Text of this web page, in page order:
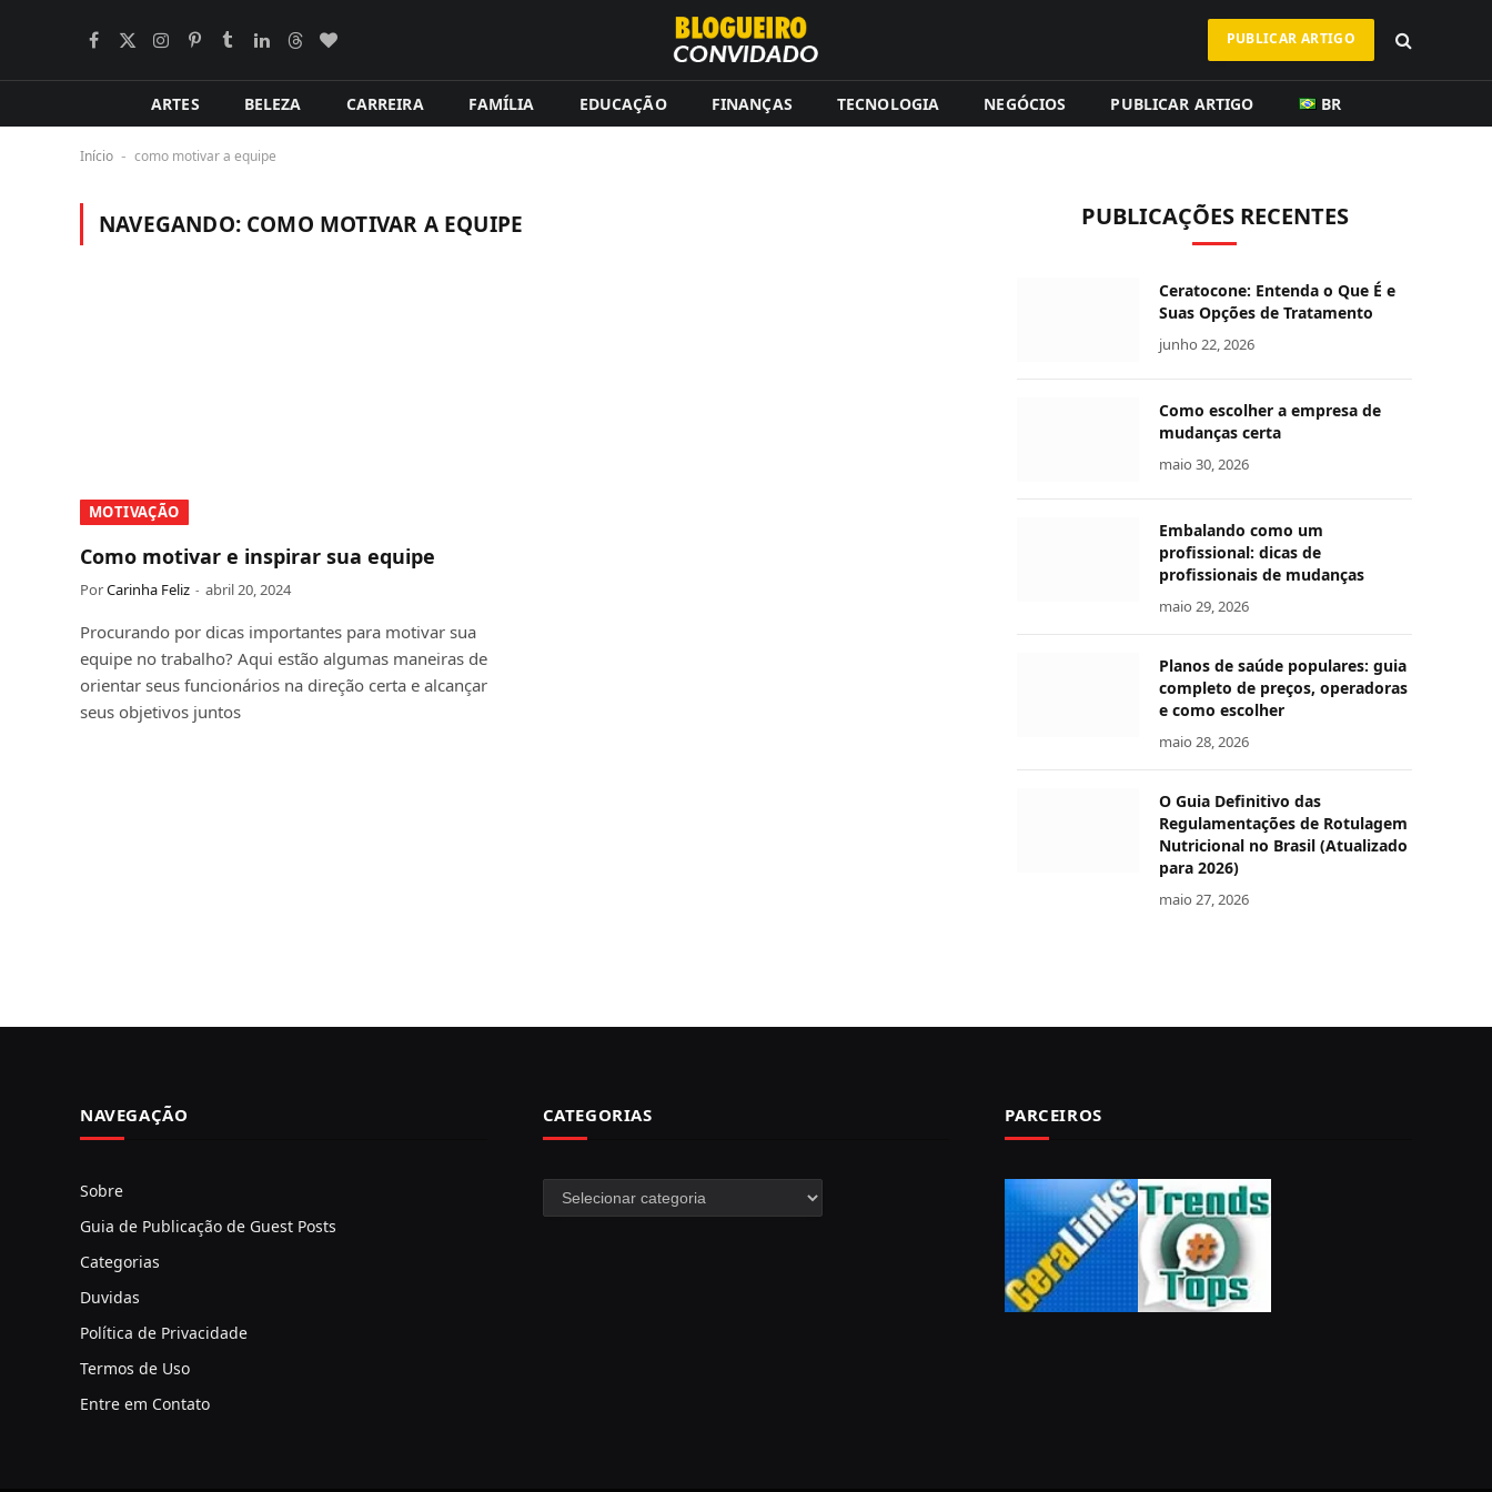
Facebook
X
Instagram
Pinterest
TumblrLinkedIn
TópicosBlogLovin
PUBLICAR ARTIGO
ARTES BELEZA CARREIRA FAMÍLIA EDUCAÇÃO FINANÇAS TECNOLOGIA NEGÓCIOS PUBLICAR ARTIGO BR
Início - como motivar a equipe
NAVEGANDO: COMO MOTIVAR A EQUIPE
MOTIVAÇÃO
Como motivar e inspirar sua equipe
PorCarinha Feliz abril 20, 2024
Procurando por dicas importantes para motivar sua
equipe no trabalho? Aqui estão algumas maneiras de
orientar seus funcionários na direção certa e alcançar
seus objetivos juntos
PUBLICAÇÕES RECENTES
Ceratocone: Entenda o Que É e
Suas Opções de Tratamento
junho 22, 2026
Como escolher a empresa de
mudanças certa
maio 30, 2026
Embalando como um
profissional: dicas de
profissionais de mudanças
maio 29, 2026
Planos de saúde populares: guia
completo de preços, operadoras
e como escolher
maio 28, 2026
O Guia Definitivo das
Regulamentações de Rotulagem
Nutricional no Brasil (Atualizado
para 2026)
maio 27, 2026
NAVEGAÇÃO
Sobre
Guia de Publicação de Guest Posts
Categorias
Duvidas
Política de Privacidade
Termos de Uso
Entre em Contato
CATEGORIAS
Categorias
PARCEIROS